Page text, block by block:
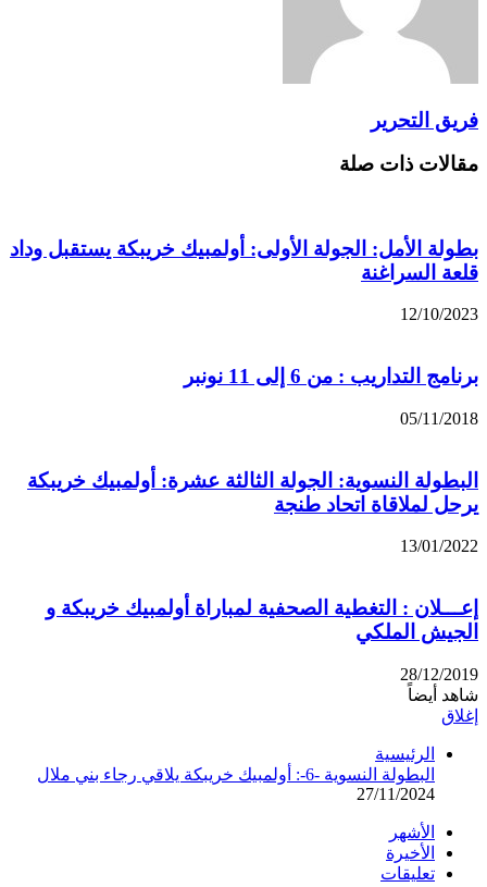
فريق التحرير
مقالات ذات صلة
بطولة الأمل: الجولة الأولى: أولمبيك خريبكة يستقبل وداد
قلعة السراغنة
12/10/2023
برنامج التداريب : من 6 إلى 11 نونبر
05/11/2018
البطولة النسوية: الجولة الثالثة عشرة: أولمبيك خريبكة
يرحل لملاقاة اتحاد طنجة
13/01/2022
إعـــلان : التغطية الصحفية لمباراة أولمبيك خريبكة و
الجيش الملكي
28/12/2019
شاهد أيضاً
إغلاق
الرئيسية
البطولة النسوية -6-: أولمبيك خريبكة يلاقي رجاء بني ملال
27/11/2024
الأشهر
الأخيرة
تعليقات